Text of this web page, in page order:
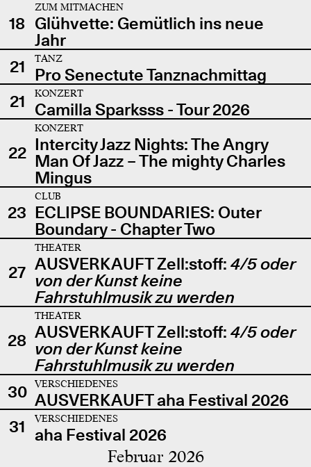
18
ZUM MITMACHEN
Glühvette: Gemütlich ins neue
Jahr
21
TANZ
Pro Senectute Tanznachmittag
21
KONZERT
Camilla Sparksss - Tour 2026
22
KONZERT
Intercity Jazz Nights: The Angry
Man Of Jazz – The mighty Charles
Mingus
23
CLUB
ECLIPSE BOUNDARIES: Outer
Boundary - Chapter Two
27
THEATER
AUSVERKAUFT Zell:stoff: 4/5 oder
von der Kunst keine
Fahrstuhlmusik zu werden
28
THEATER
AUSVERKAUFT Zell:stoff: 4/5 oder
von der Kunst keine
Fahrstuhlmusik zu werden
30
VERSCHIEDENES
AUSVERKAUFT aha Festival 2026
31
VERSCHIEDENES
aha Festival 2026
Februar 2026